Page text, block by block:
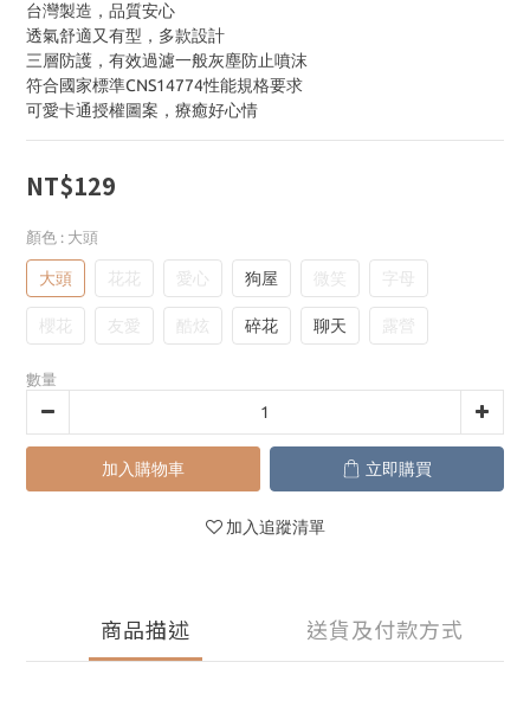
台灣製造，品質安心
透氣舒適又有型，多款設計
三層防護，有效過濾一般灰塵防止噴沫
符合國家標準CNS14774性能規格要求
可愛卡通授權圖案，療癒好心情
NT$129
顏色 : 大頭
大頭 花花 愛心 狗屋 微笑 字母
櫻花 友愛 酷炫 碎花 聊天 露營
數量
加入購物車 立即購買
加入追蹤清單
商品描述 送貨及付款方式